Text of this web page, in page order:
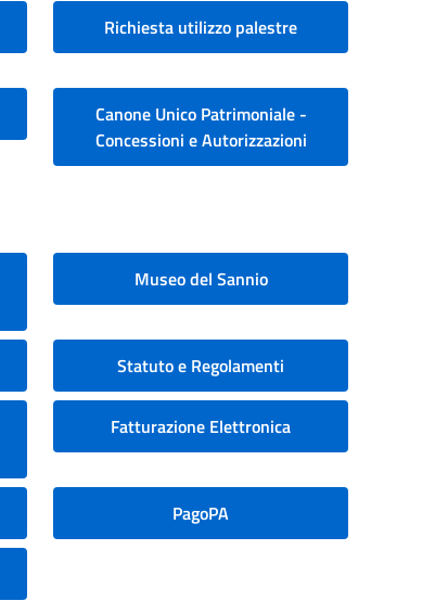
Richiesta utilizzo palestre
Canone Unico Patrimoniale -
Concessioni e Autorizzazioni
Museo del Sannio
Statuto e Regolamenti
Fatturazione Elettronica
PagoPA